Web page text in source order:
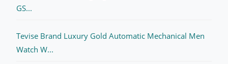
GS...
Tevise Brand Luxury Gold Automatic Mechanical Men
Watch W...